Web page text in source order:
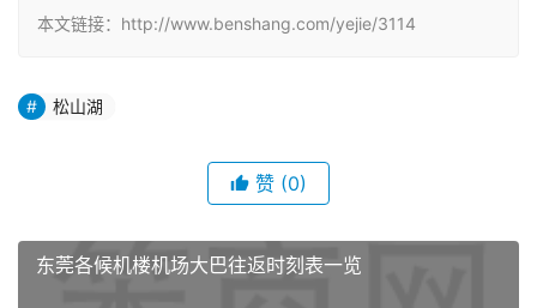
本文链接：http://www.benshang.com/yejie/3114
松山湖
赞 (0)
东莞各候机楼机场大巴往返时刻表一览